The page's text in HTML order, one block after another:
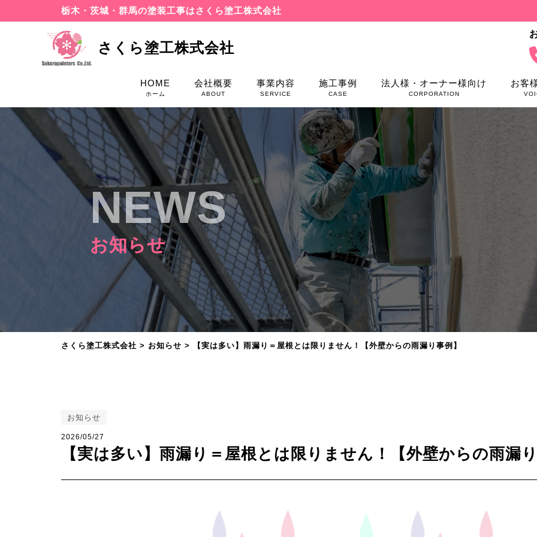
栃木・茨城・群馬の塗装工事はさくら塗工株式会社
さくら塗工株式会社
HOME
ホーム
会社概要
ABOUT
事業内容
SERVICE
施工事例
CASE
法人様・オーナー様向け
CORPORATION
お客
NEWS
お知らせ
さくら塗工株式会社 > お知らせ > 【実は多い】雨漏り＝屋根とは限りません！【外壁からの雨漏り事例】
お知らせ
2026/05/27
【実は多い】雨漏り＝屋根とは限りません！【外壁からの雨漏